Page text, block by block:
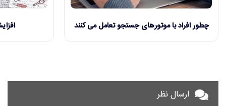
چطور افراد با موتورهای جستجو تعامل می کنند
ارسال نظر